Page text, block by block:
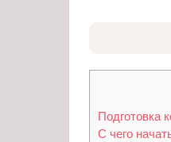
Подготовка
С чего